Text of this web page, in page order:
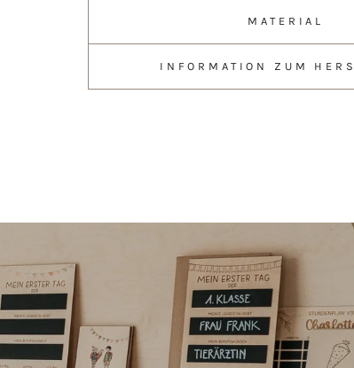
MATERIAL
INFORMATION ZUM